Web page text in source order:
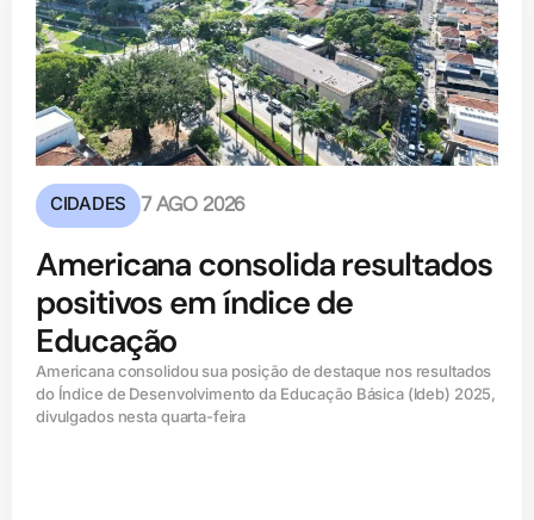
CIDADES 7 AGO 2026
Americana consolida resultados
positivos em índice de
Educação
Americana consolidou sua posição de destaque nos resultados
do Índice de Desenvolvimento da Educação Básica (ldeb) 2025,
divulgados nesta quarta-feira